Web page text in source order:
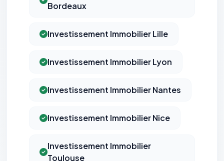
Bordeaux
Investissement Immobilier Lille
Investissement Immobilier Lyon
Investissement Immobilier Nantes
Investissement Immobilier Nice
Investissement Immobilier
Toulouse